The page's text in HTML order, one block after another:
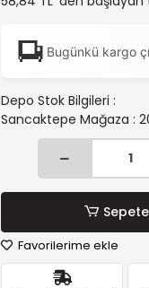
Bugünkü kargo
Depo Stok Bilgileri :
Sancaktepe Mağaza :
Favorilerime ekle